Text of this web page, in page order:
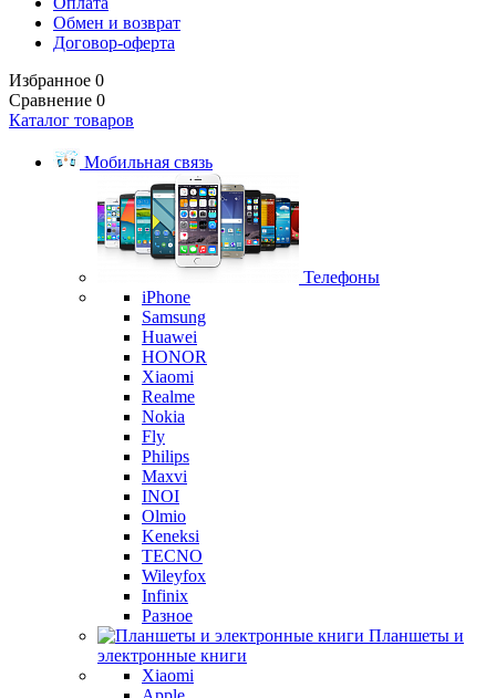
Обмен и возврат
Договор-оферта
Избранное 0
Сравнение 0
Каталог товаров
Мобильная связь
Телефоны
iPhone
Samsung
Huawei
HONOR
Xiaomi
Realme
Nokia
Fly
Philips
Maxvi
INOI
Olmio
Keneksi
TECNO
Wileyfox
Infinix
Разное
Планшеты и
электронные книги
Xiaomi